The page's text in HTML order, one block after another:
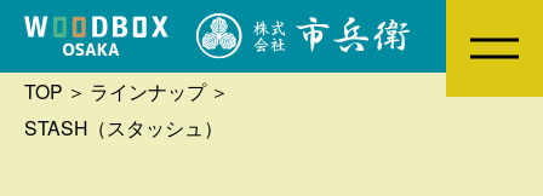
TOP
ラインナップ
STASH（スタッシュ）